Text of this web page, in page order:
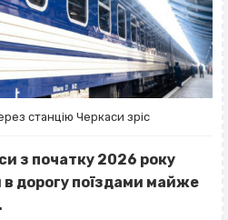
станцію Черкаси зріс
з початку 2026 року
дорогу поїздами майже